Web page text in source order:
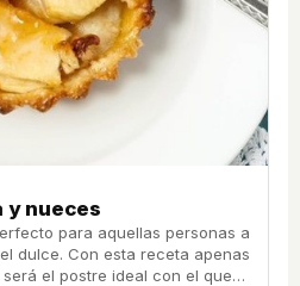
y nueces
para aquellas personas a
dulce. Con esta receta apenas
el postre ideal con el que